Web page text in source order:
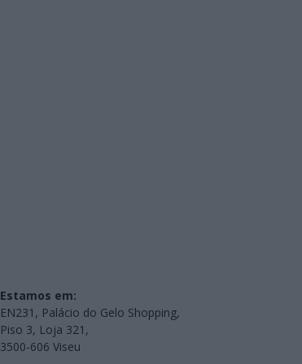
Estamos em:
EN231, Palácio do Gelo Shopping,
Piso 3, Loja 321,
3500-606 Viseu